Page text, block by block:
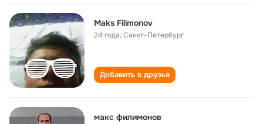
Maks Filimonov
24 года,Санкт-Петербург
Добавить в друзья
макс филимонов